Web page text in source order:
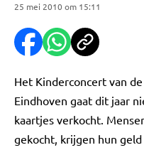
25 mei 2010 om 15:11
Het Kinderconcert van
Eindhoven gaat dit jaar
kaartjes verkocht.
gekocht, krijgen hun